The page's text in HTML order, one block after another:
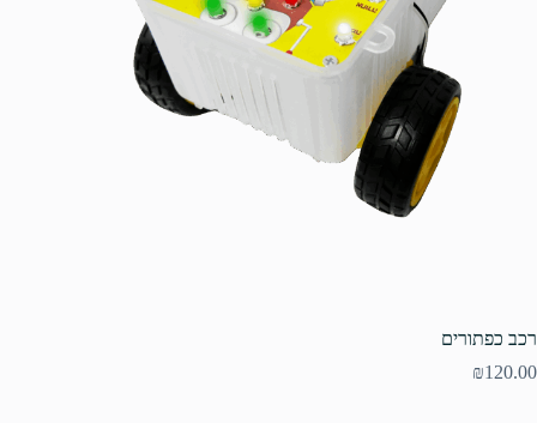
רכב כפתורים
₪120.00